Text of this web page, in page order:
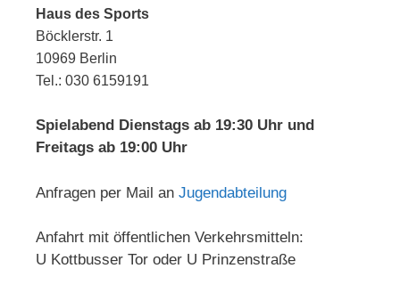
Haus des Sports
Böcklerstr. 1
10969 Berlin
Tel.: 030 6159191
Spielabend Dienstags ab 19:30 Uhr und
Freitags ab 19:00 Uhr
Anfragen per Mail an Jugendabteilung
Anfahrt mit öffentlichen Verkehrsmitteln:
U Kottbusser Tor oder U Prinzenstraße